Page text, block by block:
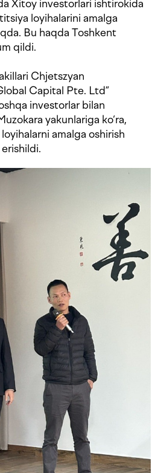
Xitoy investorlari ishtirokida
loyihalarini amalga
Bu haqda Toshkent
qildi.
Chjetszyan
Capital Pte. Ltd”
investorlar bilan
yakunlariga ko‘ra,
amalga oshirish